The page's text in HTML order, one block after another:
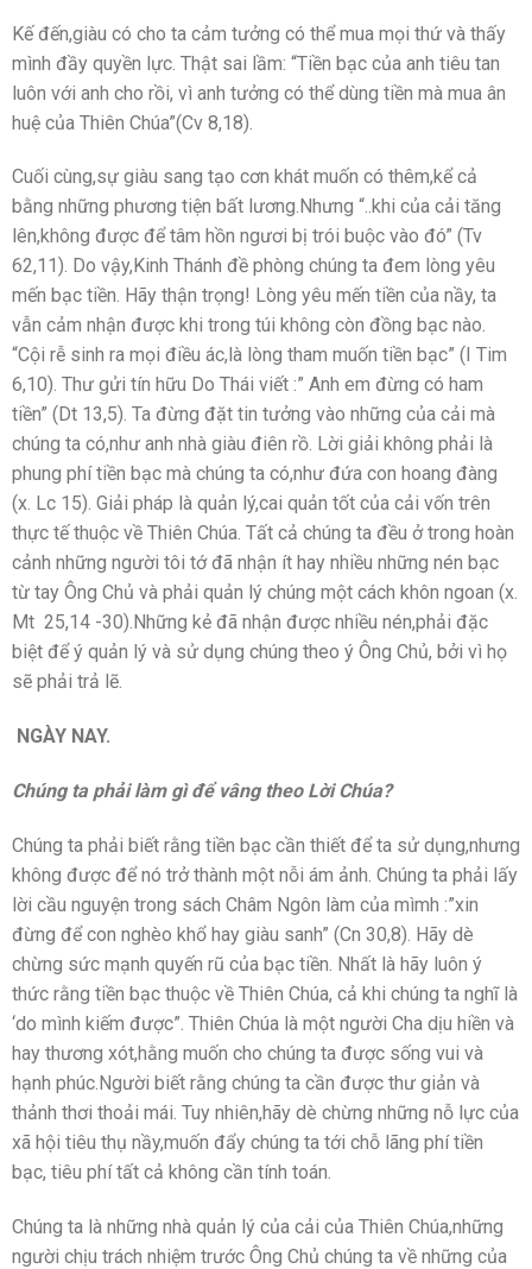
Kế đến,giàu có cho ta cảm tưởng có thể mua mọi thứ và thấy
mình đầy quyền lực. Thật sai lầm: “Tiền bạc của anh tiêu tan
luôn với anh cho rồi, vì anh tưởng có thể dùng tiền mà mua ân
huệ của Thiên Chúa”(Cv 8,18).
Cuối cùng,sự giàu sang tạo cơn khát muốn có thêm,kể cả
bằng những phương tiện bất lương.Nhưng “..khi của cải tăng
lên,không được để tâm hồn ngươi bị trói buộc vào đó” (Tv
62,11). Do vậy,Kinh Thánh đề phòng chúng ta đem lòng yêu
mến bạc tiền. Hãy thận trọng! Lòng yêu mến tiền của nầy, ta
vẫn cảm nhận được khi trong túi không còn đồng bạc nào.
“Cội rễ sinh ra mọi điều ác,là lòng tham muốn tiền bạc” (I Tim
6,10). Thư gửi tín hữu Do Thái viết :” Anh em đừng có ham
tiền” (Dt 13,5). Ta đừng đặt tin tưởng vào những của cải mà
chúng ta có,như anh nhà giàu điên rồ. Lời giải không phải là
phung phí tiền bạc mà chúng ta có,như đứa con hoang đàng
(x. Lc 15). Giải pháp là quản lý,cai quản tốt của cải vốn trên
thực tế thuộc về Thiên Chúa. Tất cả chúng ta đều ở trong hoàn
cảnh những người tôi tớ đã nhận ít hay nhiều những nén bạc
từ tay Ông Chủ và phải quản lý chúng một cách khôn ngoan (x.
Mt 25,14 -30).Những kẻ đã nhận được nhiều nén,phải đặc
biệt để ý quản lý và sử dụng chúng theo ý Ông Chủ, bởi vì họ
sẽ phải trả lẽ.
NGÀY NAY.
Chúng ta phải làm gì để vâng theo Lời Chúa?
Chúng ta phải biết rằng tiền bạc cần thiết để ta sử dụng,nhưng
không được để nó trở thành một nỗi ám ảnh. Chúng ta phải lấy
lời cầu nguyện trong sách Châm Ngôn làm của mìmh :”xin
đừng để con nghèo khổ hay giàu sanh” (Cn 30,8). Hãy dè
chừng sức mạnh quyến rũ của bạc tiền. Nhất là hãy luôn ý
thức rằng tiền bạc thuộc về Thiên Chúa, cả khi chúng ta nghĩ là
‘do mình kiếm được”. Thiên Chúa là một người Cha dịu hiền và
hay thương xót,hằng muốn cho chúng ta được sống vui và
hạnh phúc.Người biết rằng chúng ta cần được thư giản và
thảnh thơi thoải mái. Tuy nhiên,hãy dè chừng những nỗ lực của
xã hội tiêu thụ nầy,muốn đẩy chúng ta tới chỗ lãng phí tiền
bạc, tiêu phí tất cả không cần tính toán.
Chúng ta là những nhà quản lý của cải của Thiên Chúa,những
người chịu trách nhiệm trước Ông Chủ chúng ta về những của